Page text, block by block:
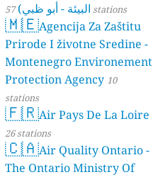
البيئة - أبو ظبي) 57 stations
🇲🇪Agencija Za Zaštitu
Prirode I životne Sredine -
Montenegro Environement
Protection Agency 10
stations
🇫🇷Air Pays De La Loire
26 stations
🇨🇦Air Quality Ontario -
The Ontario Ministry Of